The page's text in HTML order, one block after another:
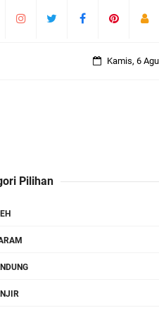
Kamis, 6
Pilihan